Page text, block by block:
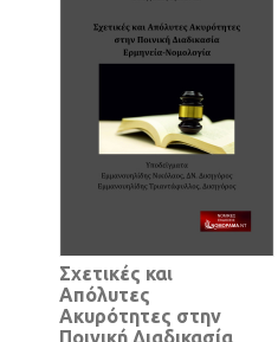
Σχετικές και
Απόλυτες
Ακυρότητες στην
Ποινική Διαδικασία